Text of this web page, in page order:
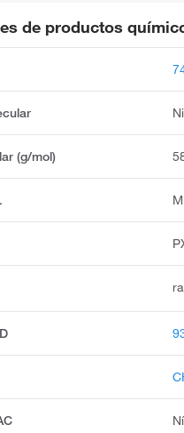
de productos
Ni
(g/mol)